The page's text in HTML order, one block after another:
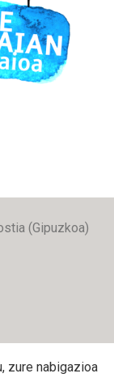
(Gipuzkoa)
zure nabigazioa